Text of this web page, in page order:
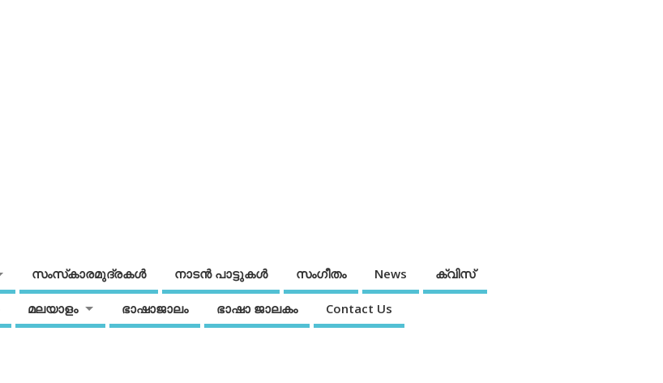
സംസ്‌കാരമുദ്രകള്‍ നാടന്‍ പാട്ടുകള്‍ സംഗീതം News ക്വിസ്
മലയാളം ഭാഷാജാലം ഭാഷാ ജാലകം Contact Us